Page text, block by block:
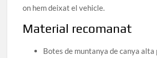
on hem deixat el vehicle.
Material recomanat
Botes de muntanya de canya alta